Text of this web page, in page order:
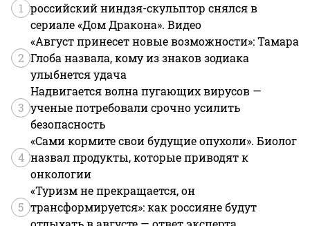
1 российский ниндзя-скульптор снялся в
сериале «Дом Дракона». Видео
2
«Август принесет новые возможности»: Тамара
Глоба назвала, кому из знаков зодиака
улыбнется удача
3
Надвигается волна пугающих вирусов —
ученые потребовали срочно усилить
безопасность
4
«Сами кормите свои будущие опухоли». Биолог
назвал продукты, которые приводят к
онкологии
5
«Туризм не прекращается, он
трансформируется»: как россияне будут